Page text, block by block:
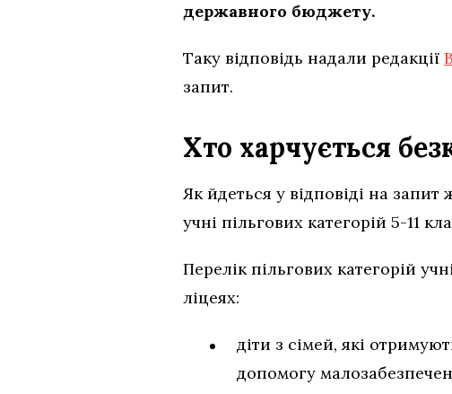
державного бюджету.
Таку відповідь надали редакції
запит.
Хто харчується
Як йдеться у відповіді на
учні пільгових категорій 5-11
Перелік пільгових категорій
ліцеях:
діти з сімей, які
допомогу